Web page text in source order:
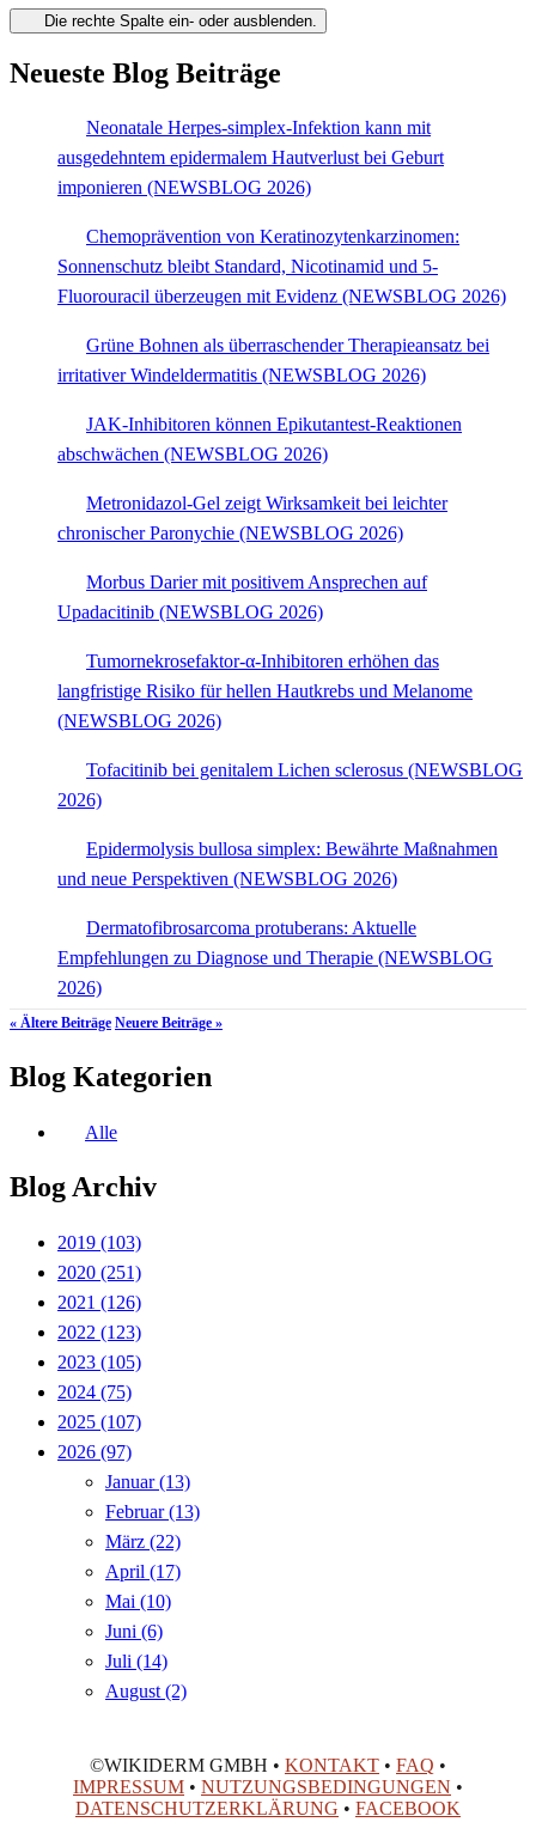
Die rechte Spalte ein- oder ausblenden.
Neueste Blog Beiträge
Neonatale Herpes-simplex-Infektion kann mit
ausgedehntem epidermalem Hautverlust bei Geburt
imponieren (NEWSBLOG 2026)
Chemoprävention von Keratinozytenkarzinomen:
Sonnenschutz bleibt Standard, Nicotinamid und 5-
Fluorouracil überzeugen mit Evidenz (NEWSBLOG 2026)
Grüne Bohnen als überraschender Therapieansatz bei
irritativer Windeldermatitis (NEWSBLOG 2026)
JAK-Inhibitoren können Epikutantest-Reaktionen
abschwächen (NEWSBLOG 2026)
Metronidazol-Gel zeigt Wirksamkeit bei leichter
chronischer Paronychie (NEWSBLOG 2026)
Morbus Darier mit positivem Ansprechen auf
Upadacitinib (NEWSBLOG 2026)
Tumornekrosefaktor-α-Inhibitoren erhöhen das
langfristige Risiko für hellen Hautkrebs und Melanome
(NEWSBLOG 2026)
Tofacitinib bei genitalem Lichen sclerosus (NEWSBLOG
2026)
Epidermolysis bullosa simplex: Bewährte Maßnahmen
und neue Perspektiven (NEWSBLOG 2026)
Dermatofibrosarcoma protuberans: Aktuelle
Empfehlungen zu Diagnose und Therapie (NEWSBLOG
2026)
« Ältere Beiträge Neuere Beiträge »
Blog Kategorien
Alle
Blog Archiv
2019 (103)
2020 (251)
2021 (126)
2022 (123)
2023 (105)
2024 (75)
2025 (107)
2026 (97)
Januar(13)
Februar(13)
März (22)
April (17)
Mai (10)
Juni (6)
Juli (14)
August (2)
©WIKIDERM GMBH • KONTAKT • FAQ •
IMPRESSUM • NUTZUNGSBEDINGUNGEN •
DATENSCHUTZERKLÄRUNG • FACEBOOK